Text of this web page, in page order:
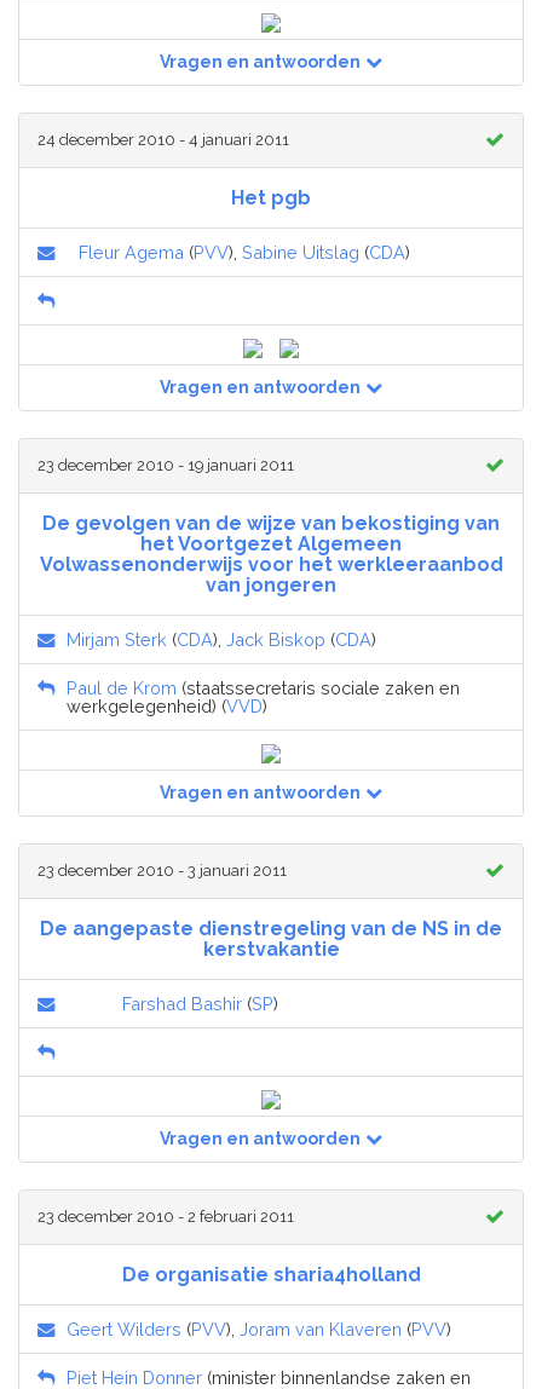
Vragen en antwoorden
24 december 2010 - 4 januari 2011
Het pgb
Fleur Agema (PVV), Sabine Uitslag (CDA)
Vragen en antwoorden
23 december 2010 - 19 januari 2011
De gevolgen van de wijze van bekostiging van
het Voortgezet Algemeen
Volwassenonderwijs voor het werkleeraanbod
van jongeren
Mirjam Sterk (CDA), Jack Biskop (CDA)
Paul de Krom (staatssecretaris sociale zaken en
werkgelegenheid) (VVD)
Vragen en antwoorden
23 december 2010 - 3 januari 2011
De aangepaste dienstregeling van de NS in de
kerstvakantie
Farshad Bashir (SP)
Vragen en antwoorden
23 december 2010 - 2 februari 2011
De organisatie sharia4holland
Geert Wilders (PVV), Joram van Klaveren (PVV)
Piet Hein Donner (minister binnenlandse zaken en